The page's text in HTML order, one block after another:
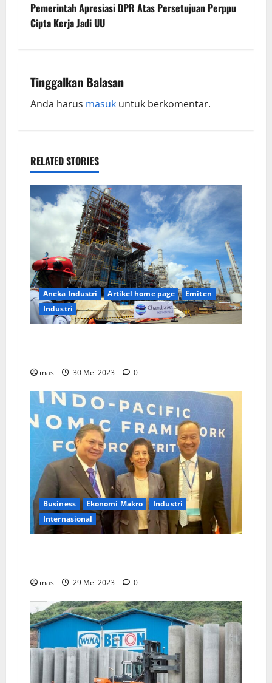
Pemerintah Apresiasi DPR Atas Persetujuan Perppu
Cipta Kerja Jadi UU
Tinggalkan Balasan
Anda harus masuk untuk berkomentar.
RELATED STORIES
Aneka Industri Artikel home page
Emiten
Industri
mas 30 Mei 2023 0
Business Ekonomi Makro
Industri
Internasional
mas 29 Mei 2023 0